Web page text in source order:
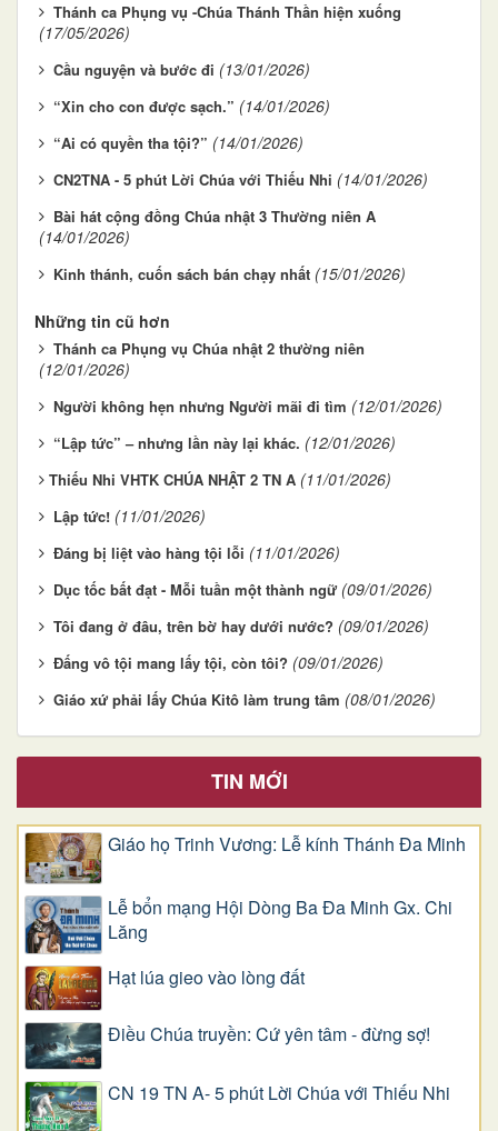
Thánh ca Phụng vụ -Chúa Thánh Thần hiện xuống
(17/05/2026)
Cầu nguyện và bước đi (13/01/2026)
“Xin cho con được sạch.” (14/01/2026)
“Ai có quyền tha tội?” (14/01/2026)
CN2TNA - 5 phút Lời Chúa với Thiếu Nhi (14/01/2026)
Bài hát cộng đồng Chúa nhật 3 Thường niên A
(14/01/2026)
Kinh thánh, cuốn sách bán chạy nhất (15/01/2026)
Những tin cũ hơn
Thánh ca Phụng vụ Chúa nhật 2 thường niên
(12/01/2026)
Người không hẹn nhưng Người mãi đi tìm (12/01/2026)
“Lập tức” – nhưng lần này lại khác. (12/01/2026)
​​​​​​​Thiếu Nhi VHTK CHÚA NHẬT 2 TN A (11/01/2026)
Lập tức! (11/01/2026)
Đáng bị liệt vào hàng tội lỗi (11/01/2026)
Dục tốc bất đạt - Mỗi tuần một thành ngữ (09/01/2026)
Tôi đang ở đâu, trên bờ hay dưới nước? (09/01/2026)
Đấng vô tội mang lấy tội, còn tôi? (09/01/2026)
Giáo xứ phải lấy Chúa Kitô làm trung tâm (08/01/2026)
TIN MỚI
Giáo họ Trinh Vương: Lễ kính Thánh Đa Minh
Lễ bổn mạng Hội Dòng Ba Đa Minh Gx. Chi
Lăng
Hạt lúa gieo vào lòng đất
Điều Chúa truyền: Cứ yên tâm - đừng sợ!
CN 19 TN A- 5 phút Lời Chúa với Thiếu Nhi